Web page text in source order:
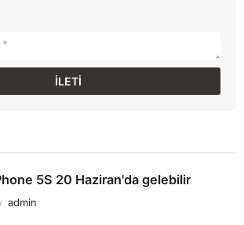
5S 20 Haziran'da gelebilir
admin